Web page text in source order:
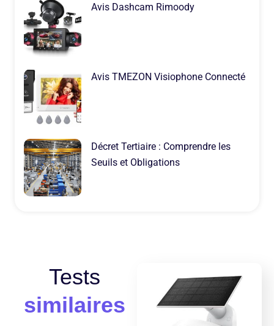
Avis Dashcam Rimoody
Avis TMEZON Visiophone Connecté
Décret Tertiaire : Comprendre les
Seuils et Obligations
Tests
similaires